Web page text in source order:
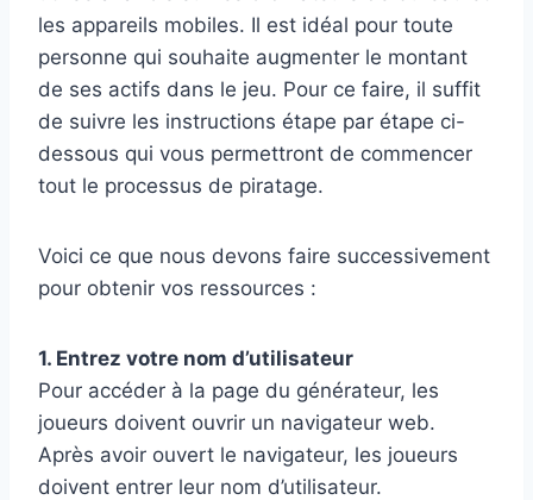
les appareils mobiles. Il est idéal pour toute
personne qui souhaite augmenter le montant
de ses actifs dans le jeu. Pour ce faire, il suffit
de suivre les instructions étape par étape ci-
dessous qui vous permettront de commencer
tout le processus de piratage.
Voici ce que nous devons faire successivement
pour obtenir vos ressources :
1. Entrez votre nom d’utilisateur
Pour accéder à la page du générateur, les
joueurs doivent ouvrir un navigateur web.
Après avoir ouvert le navigateur, les joueurs
doivent entrer leur nom d’utilisateur.